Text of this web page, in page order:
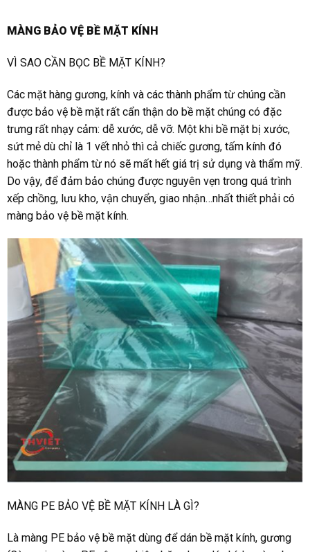
MÀNG BẢO VỆ BỀ MẶT KÍNH
VÌ SAO CẦN BỌC BỀ MẶT KÍNH?
Các mặt hàng gương, kính và các thành phẩm từ chúng cần
được bảo vệ bề mặt rất cẩn thận do bề mặt chúng có đặc
trưng rất nhạy cảm: dễ xước, dễ vỡ. Một khi bề mặt bị xước,
sứt mẻ dù chỉ là 1 vết nhỏ thì cả chiếc gương, tấm kính đó
hoặc thành phẩm từ nó sẽ mất hết giá trị sử dụng và thẩm mỹ.
Do vậy, để đảm bảo chúng được nguyên vẹn trong quá trình
xếp chồng, lưu kho, vận chuyển, giao nhận…nhất thiết phải có
màng bảo vệ bề mặt kính.
MÀNG PE BẢO VỆ BỀ MẶT KÍNHLÀ GÌ?
Là màng PE bảo vệ bề mặt dùng để dán bề mặt kính, gương